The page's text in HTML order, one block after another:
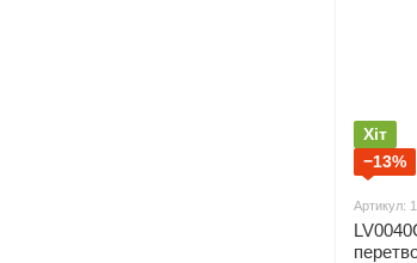
Хіт
−13%
Артикул: